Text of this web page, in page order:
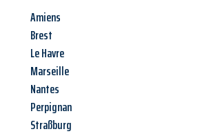
Amiens
Brest
Le Havre
Marseille
Nantes
Perpignan
Straßburg